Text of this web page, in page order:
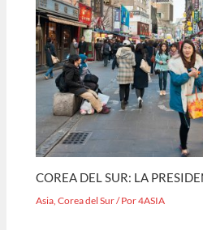
COREA DEL SUR: LA
Asia ,Corea del Sur/ Por4ASIA